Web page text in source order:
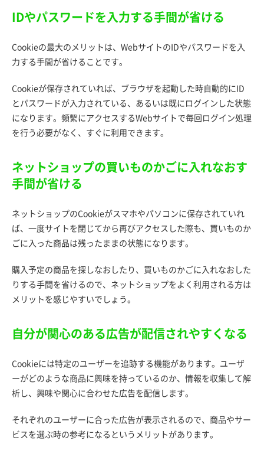
IDやパスワードを入力する手間が省ける
Cookieの最大のメリットは、WebサイトのIDやパスワードを入
力する手間が省けることです。
Cookieが保存されていれば、ブラウザを起動した時自動的にID
とパスワードが入力されている、あるいは既にログインした状態
になります。頻繫にアクセスするWebサイトで毎回ログイン処理
を行う必要がなく、すぐに利用できます。
ネットショップの買いものかごに入れなおす
手間が省ける
ネットショップのCookieがスマホやパソコンに保存されていれ
ば、一度サイトを閉じてから再びアクセスした際も、買いものか
ごに入った商品は残ったままの状態になります。
購入予定の商品を探しなおしたり、買いものかごに入れなおした
りする手間を省けるので、ネットショップをよく利用される方は
メリットを感じやすいでしょう。
自分が関心のある広告が配信されやすくなる
Cookieには特定のユーザーを追跡する機能があります。ユーザ
ーがどのような商品に興味を持っているのか、情報を収集して解
析し、興味や関心に合わせた広告を配信します。
それぞれのユーザーに合った広告が表示されるので、商品やサー
ビスを選ぶ時の参考になるというメリットがあります。